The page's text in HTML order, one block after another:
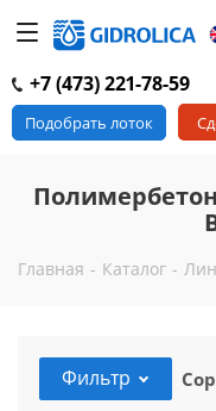
+7 (473) 221-78-59
Подобрать лоток
Главная - Каталог -
Фильтр